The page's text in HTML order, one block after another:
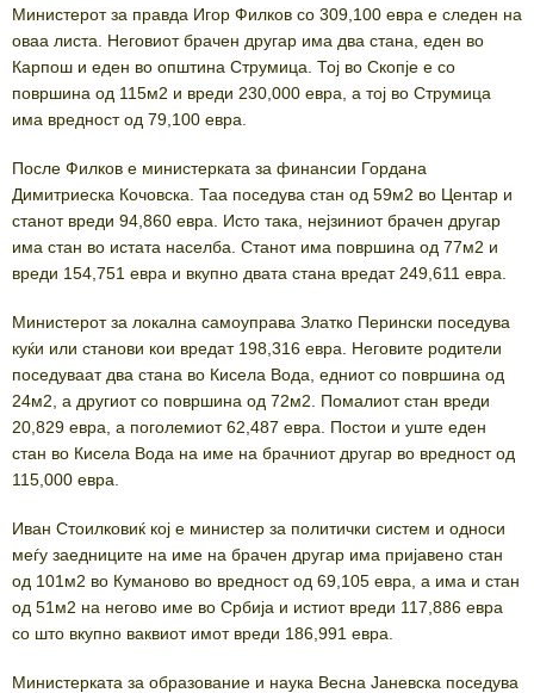
Министерот за правда Игор Филков со 309,100 евра е следен на
оваа листа. Неговиот брачен другар има два стана, еден во
Карпош и еден во општина Струмица. Тој во Скопје е со
површина од 115м2 и вреди 230,000 евра, а тој во Струмица
има вредност од 79,100 евра.
После Филков е министерката за финансии Гордана
Димитриеска Кочовска. Таа поседува стан од 59м2 во Центар и
станот вреди 94,860 евра. Исто така, нејзиниот брачен другар
има стан во истата населба. Станот има површина од 77м2 и
вреди 154,751 евра и вкупно двата стана вредат 249,611 евра.
Министерот за локална самоуправа Златко Перински поседува
куќи или станови кои вредат 198,316 евра. Неговите родители
поседуваат два стана во Кисела Вода, едниот со површина од
24м2, а другиот со површина од 72м2. Помалиот стан вреди
20,829 евра, а поголемиот 62,487 евра. Постои и уште еден
стан во Кисела Вода на име на брачниот другар во вредност од
115,000 евра.
Иван Стоилковиќ кој е министер за политички систем и односи
меѓу заедниците на име на брачен другар има пријавено стан
од 101м2 во Куманово во вредност од 69,105 евра, а има и стан
од 51м2 на негово име во Србија и истиот вреди 117,886 евра
со што вкупно ваквиот имот вреди 186,991 евра.
Министерката за образование и наука Весна Јаневска поседува